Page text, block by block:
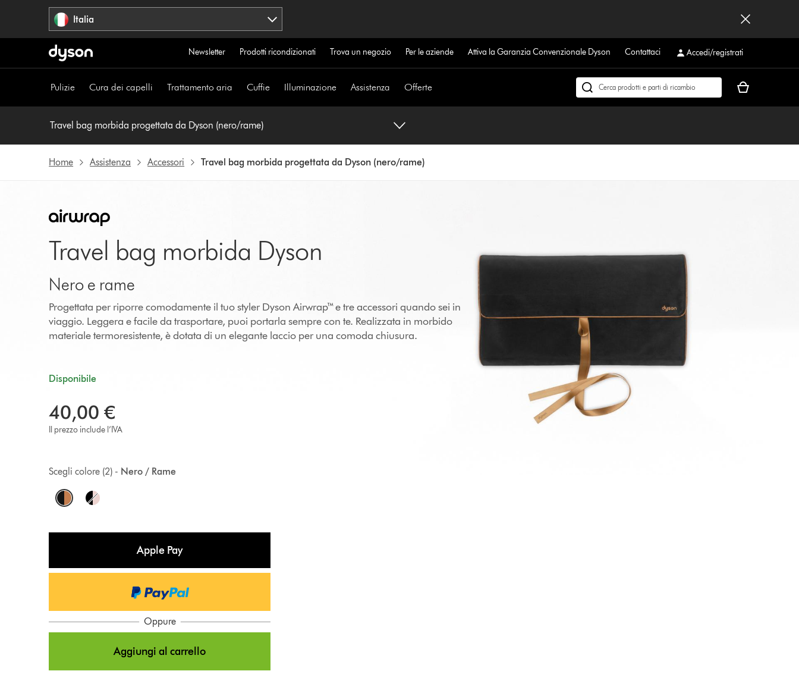
Italia
Newsletter Prodotti ricondizionati Trova un negozio Per le aziende Attiva la Garanzia Convenzionale Dyson Contattaci Accedi/registrati
Pulizie Cura dei capelli Trattamento aria Cuffie Illuminazione Assistenza Offerte
Cerca
Il
Travel bag morbida progettata da Dyson (nero/rame)
Home Assistenza Accessori Travel bag morbida progettata da Dyson (nero/rame)
Travel bag morbida Dyson
Nero e rame
Progettata per riporre comodamente il tuo styler Dyson Airwrap™ e tre accessori quando sei in
viaggio. Leggera e facile da trasportare, puoi portarla sempre con te. Realizzata in morbido
materiale termoresistente, è dotata di un elegante laccio per una comoda chiusura.
Disponibile
40,00 €
Il prezzo include l’IVA
Nero / Rame
Scegli colore (2) -
O
t
s
Apple Pay
Oppure
Aggiungi al carrello